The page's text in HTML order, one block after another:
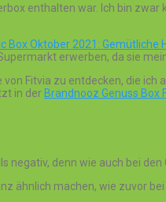
enthalten war. Ich bin
Box Oktober 2021: Gemütliche
erwerben, da sie
Fitvia zu entdecken, die ich
in der Brandnooz Genuss Box
denn wie auch bei
ähnlich machen, wie zuvor bei